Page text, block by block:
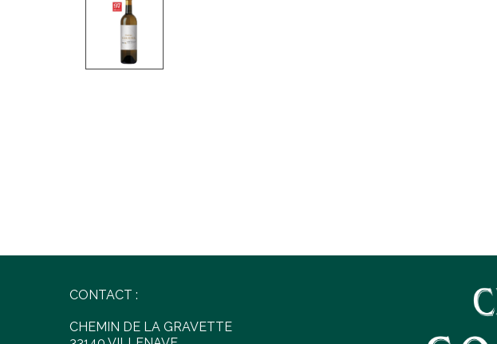
CONTACT :
CHEMIN DE LA GRAVETTE